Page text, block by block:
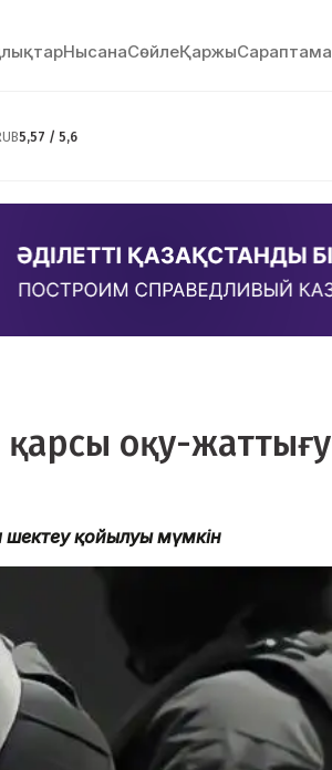
НысанаСөйлeҚаржыСараптама
5,57 / 5,6
қарсы оқу-жаттығу
шектеу қойылуы мүмкін